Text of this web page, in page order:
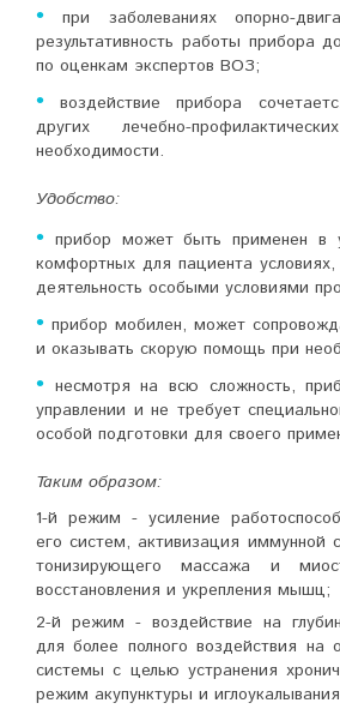
• при заболеваниях опорно-
результативность работы прибора
по оценкам экспертов ВОЗ;
• воздействие прибора
других лечебно-
необходимости.
Удобство:
• прибор может быть применен в
комфортных для пациента условиях,
деятельность особыми условиями
• прибор мобилен, может
и оказывать скорую помощь при
• несмотря на всю сложность,
управлении и не требует
особой подготовки для своего
Таким образом:
1-й режим - усиление
его систем, активизация иммунной
тонизирующего массажа и
восстановления и укрепления мышц;
2-й режим - воздействие на
для более полного воздействия на
системы с целью устранения
режим акупунктуры и